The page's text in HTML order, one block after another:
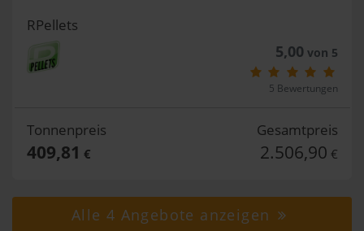
RPellets
5,00 von 5
5 Bewertungen
Tonnenpreis
409,81 €
Gesamtpreis
2.506,90 €
Alle 4 Angebote anzeigen